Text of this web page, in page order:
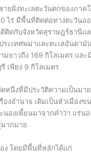
ายฝั่งทะเลตะวันตกของภาค
ไร่ มีพื้นที่ติดต่อทางตะวันอ
ติดกับจังหวัดสุราษฎร์ธานีแ
ระเทศพม่าและทะเลอันดา
มยาวถึง 169 กิโลเมตร แล
เพียง 9 กิโลเมตร
ดหนึ่งที่มีประวัติความเป็นมา
องอำนาจ เดิมเป็นหัวเมืองข
นองเพี้ยนมาจากคำว่า แร่นอ
ากมาย
ง โดยมีพื้นที่หลักได้แก่